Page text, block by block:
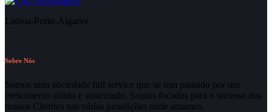
Lisboa-Porto-Algarve
Sobre Nós
Somos uma sociedade full service que se tem pautado por um
crescimento sólido e sustentado. Somos focados para o sucesso dos
nossos Clientes nas várias jurisdições onde atuamos.